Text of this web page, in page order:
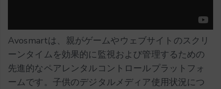
Avosmartは、親がゲームやウェブサイトのスクリ
ーンタイムを効果的に監視および管理するための
先進的なペアレンタルコントロールプラットフォ
ームです。子供のデジタルメディア使用状況につ